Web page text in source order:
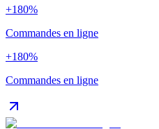
+180%
Commandes en ligne
+180%
Commandes en ligne